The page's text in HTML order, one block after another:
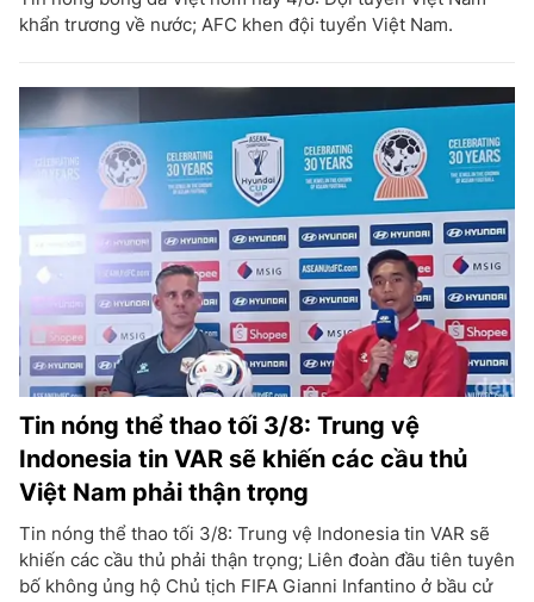
khẩn trương về nước; AFC khen đội tuyển Việt Nam.
Tin nóng thể thao tối 3/8: Trung vệ
Indonesia tin VAR sẽ khiến các cầu thủ
Việt Nam phải thận trọng
Tin nóng thể thao tối 3/8: Trung vệ Indonesia tin VAR sẽ
khiến các cầu thủ phải thận trọng; Liên đoàn đầu tiên tuyên
bố không ủng hộ Chủ tịch FIFA Gianni Infantino ở bầu cử